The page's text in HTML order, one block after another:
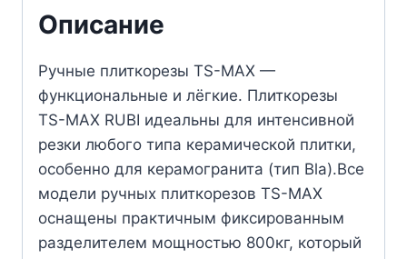
Описание
Ручные плиткорезы TS-MAX —
функциональные и лёгкие. Плиткорезы
TS-MAX RUBI идеальны для интенсивной
резки любого типа керамической плитки,
особенно для керамогранита (тип Bla).Все
модели ручных плиткорезов TS-MAX
оснащены практичным фиксированным
разделителем мощностью 800кг, который